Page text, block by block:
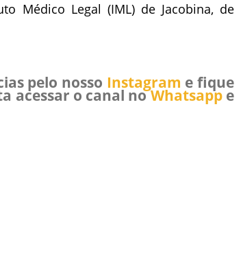
Médico Legal (IML) de Jacobina, de
pelo nosso Instagram e fique
acessar o canal noWhatsappe